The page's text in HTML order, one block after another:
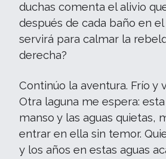
duchas comenta el alivio
después de cada baño en el
servirá para calmar la
derecha?
Continúo la aventura. Frío y
Otra laguna me espera:
manso y las aguas quietas,
entrar en ella sin temor.
y los años en estas aguas